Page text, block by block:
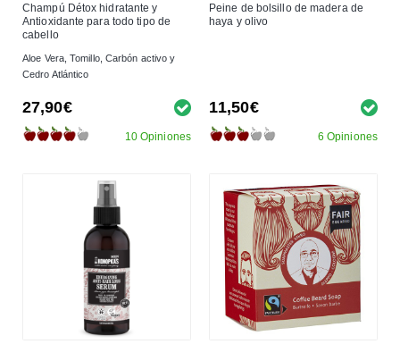
Champú Détox hidratante y
Antioxidante para todo tipo de
cabello
Aloe Vera, Tomillo, Carbón activo y
Cedro Atlántico
27,90€
10 Opiniones
Peine de bolsillo de madera de
haya y olivo
11,50€
6 Opiniones